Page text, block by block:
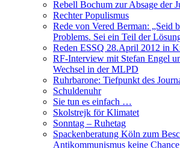
Rebell Bochum zur Absage der
Rechter Populismus
Rede von Vered Berman: „Seid
Problems. Sei ein Teil der
Reden ESSQ 28.April 2012 in
RF-Interview mit Stefan Engel
Wechsel in der MLPD
Ruhrbarone: Tiefpunkt des
Schuldenuhr
Sie tun es einfach …
Skolstrejk för Klimatet
Sonntag – Ruhetag
Spackenberatung Köln zum
Antikommunismus keine Chance